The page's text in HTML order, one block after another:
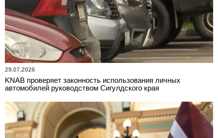
29.07.2026
KNAB проверяет законность использования личных
автомобилей руководством Сигулдского края